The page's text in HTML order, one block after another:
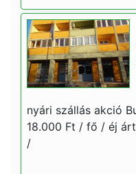
nyári szállás akció
18.000 Ft / fő / éj
/